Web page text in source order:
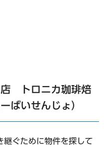
店 トロニカ珈琲焙
ばいせんじょ）
継ぐために物件を探して